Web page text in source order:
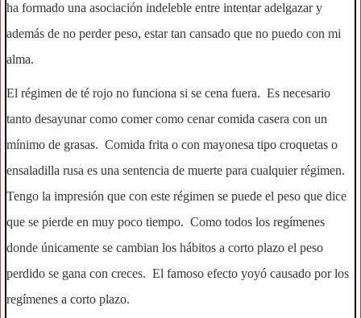
ha formado una asociación indeleble entre intentar adelgazar y
además de no perder peso, estar tan cansado que no puedo con mi
alma.
El régimen de té rojo no funciona si se cena fuera. Es necesario
tanto desayunar como comer como cenar comida casera con un
mínimo de grasas. Comida frita o con mayonesa tipo croquetas o
ensaladilla rusa es una sentencia de muerte para cualquier régimen.
Tengo la impresión que con este régimen se puede el peso que dice
que se pierde en muy poco tiempo. Como todos los regímenes
donde únicamente se cambian los hábitos a corto plazo el peso
perdido se gana con creces. El famoso efecto yoyó causado por los
regímenes a corto plazo.